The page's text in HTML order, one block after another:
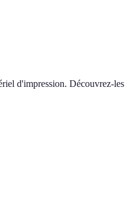
d'impression. Découvrez-